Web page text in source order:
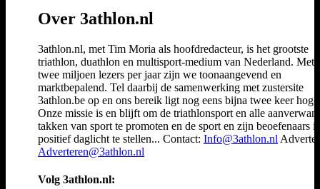
Over 3athlon.nl
3athlon.nl, met Tim Moria als hoofdredacteur, is het grootste
triathlon, duathlon en multisport-medium van Nederland. Met
twee miljoen lezers per jaar zijn we toonaangevend en
marktbepalend. Tel daarbij de samenwerking met zustersite
3athlon.be op en ons bereik ligt nog eens bijna twee keer
Onze missie is en blijft om de triathlonsport en alle
takken van sport te promoten en de sport en zijn beoefenaars
positief daglicht te stellen... Contact: Info@3athlon.nl
Adverteren@3athlon.nl
Volg 3athlon.nl: